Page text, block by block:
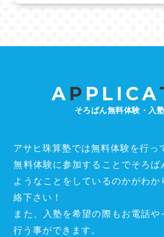
A P PLICA
そろばん無料体験・入
アサヒ珠算塾では無料体験を行っ
無料体験に参加することでそろ
ようなことをしているのかがわ
絡下さい！
また、入塾を希望の際もお電話
行う事ができます。